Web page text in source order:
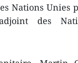
Nations Unies
des